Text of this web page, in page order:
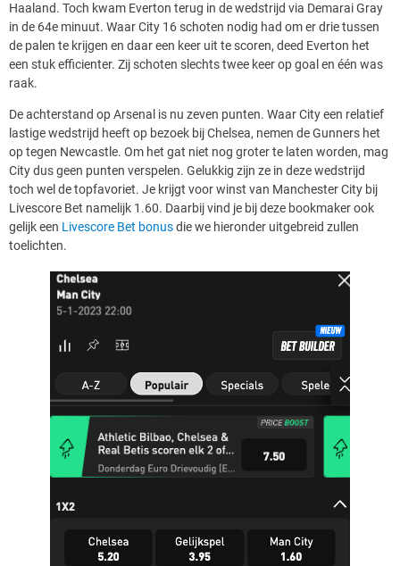
Haaland. Toch kwam Everton terug in de wedstrijd via Demarai Gray
in de 64e minuut. Waar City 16 schoten nodig had om er drie tussen
de palen te krijgen en daar een keer uit te scoren, deed Everton het
een stuk efficienter. Zij schoten slechts twee keer op goal en één was
raak.
De achterstand op Arsenal is nu zeven punten. Waar City een relatief
lastige wedstrijd heeft op bezoek bij Chelsea, nemen de Gunners het
op tegen Newcastle. Om het gat niet nog groter te laten worden, mag
City dus geen punten verspelen. Gelukkig zijn ze in deze wedstrijd
toch wel de topfavoriet. Je krijgt voor winst van Manchester City bij
Livescore Bet namelijk 1.60. Daarbij vind je bij deze bookmaker ook
gelijk een Livescore Bet bonusdie we hieronder uitgebreid zullen
toelichten.